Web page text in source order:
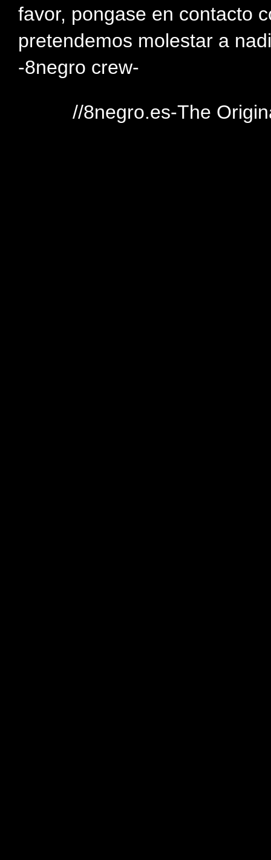
favor, pongase en contacto
pretendemos molestar a
-8negro crew-
//8negro.es-The